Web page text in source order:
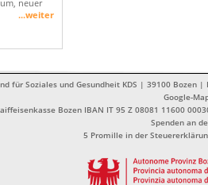
neuer
...weiter
für Soziales und Gesundheit KDS | 39100
Google-
Bozen IBAN IT 95 Z 08081 11600
Spenden an
5 Promille in der